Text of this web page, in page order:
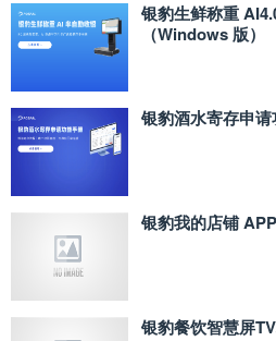
银豹生鲜称重
（Windows 版）
银豹酒水寄存申
银豹我的店铺
银豹餐饮智慧屏